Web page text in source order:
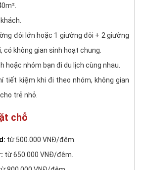
đôi lớn hoặc 1 giường đôi + 2 giường
có không gian sinh hoạt chung.
hoặc nhóm bạn đi du lịch cùng nhau.
tiết kiệm khi đi theo nhóm, không gian
trẻ nhỏ.
chỗ
từ 500.000 VNĐ/đêm.
từ 650.000 VNĐ/đêm.